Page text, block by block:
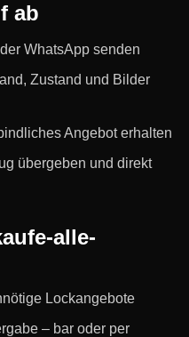
ab
WhatsApp senden
Zustand und Bilder
Angebot erhalten
übergeben und direkt
alle-
Lockangebote
– bar oder per